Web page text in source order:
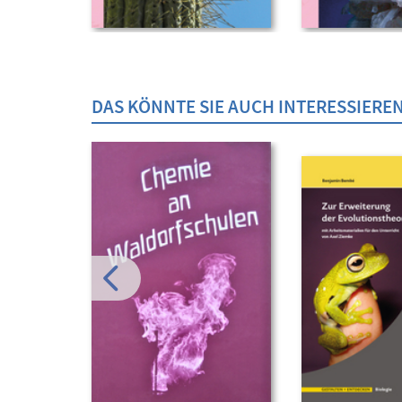
DAS KÖNNTE SIE AUCH